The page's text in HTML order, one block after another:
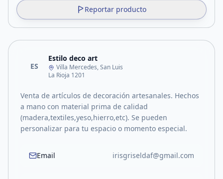
Reportar producto
ES
Estilo deco art
Villa Mercedes, San Luis
La Rioja 1201
Venta de artículos de decoración artesanales. Hechos
a mano con material prima de calidad
(madera,textiles,yeso,hierro,etc). Se pueden
personalizar para tu espacio o momento especial.
Email irisgriseldaf@gmail.com